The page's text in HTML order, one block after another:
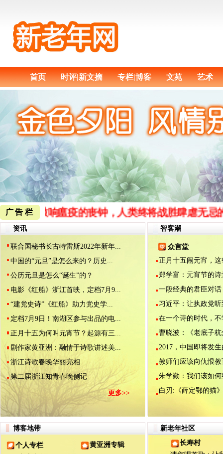
首页 时评|新文摘 专栏|博客 文苑 艺术
广告栏
敲响瘟疫的丧钟，人类终将战胜肆虐无忌的
资讯
联合国秘书长古特雷斯2022年新年...
中国的“元旦”是怎么来的？历史...
公历元旦是怎么“诞生”的？
电影《红船》浙江首映，定档7月9...
“建党史诗”《红船》助力党史学...
定档7月9日！南湖区参与出品的电...
正月十五为何叫元宵节？起源有三...
剧作家黄亚洲：融情于诗歌讲述美...
浙江诗歌春晚华丽亮相
第二届浙江知青春晚侧记
更多>>
智客潮
众言堂
正月十五闹元宵，
郑学富：元宵节的诗
一段经典的君臣对话
习近平：让执政党
在一个诗的时代，不
曹晓波：《老底子杭
2017，中国即将发
教师们应该向仇恨教
朱学勤：我们该如何
白刃:《薛定鄂的猫
博客地带
个人专栏
黄亚洲专辑
新老年社区
长寿村